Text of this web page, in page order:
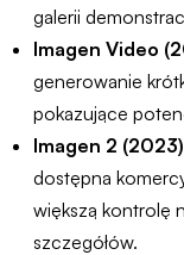
galerii
Imagen Video
generowanie
pokazujące
Imagen 2 (2023)
dostępna
większą kontrolę
szczegółów.